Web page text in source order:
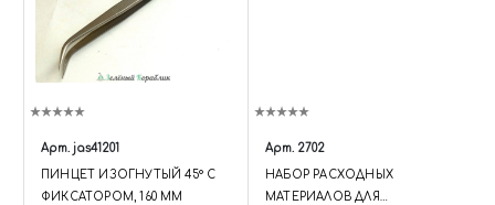
Арт. jas41201
ПИНЦЕТ ИЗОГНУТЫЙ 45° С
ФИКСАТОРОМ, 160 ММ
Арт. 2702
НАБОР РАСХОДНЫХ
МАТЕРИАЛОВ ДЛЯ